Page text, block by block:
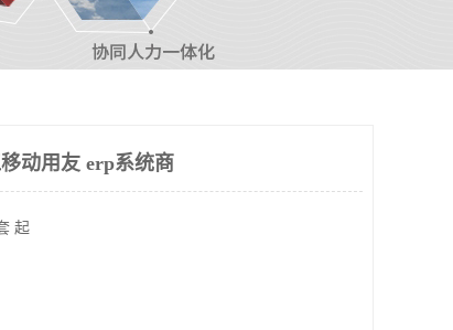
动用友 erp系统商
起